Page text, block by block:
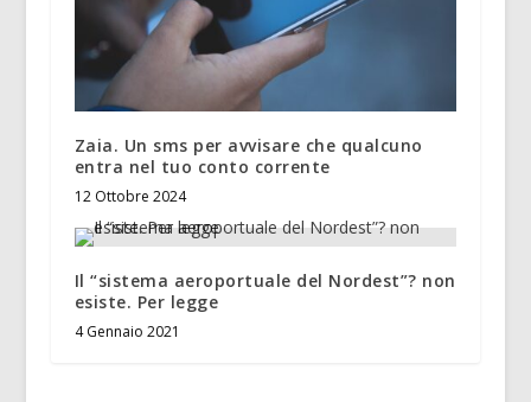
Zaia. Un sms per avvisare che qualcuno
entra nel tuo conto corrente
12 Ottobre 2024
Il “sistema aeroportuale del Nordest”? non
esiste. Per legge
4 Gennaio 2021